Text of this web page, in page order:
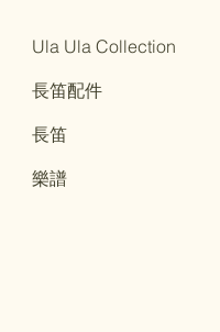
Ula Ula Collection
長笛配件
長笛
樂譜